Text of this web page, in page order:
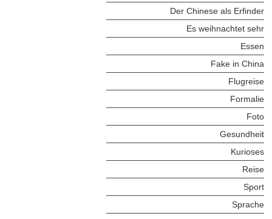
Der Chinese als Erfinder
Es weihnachtet sehr
Essen
Fake in China
Flugreise
Formalie
Foto
Gesundheit
Kurioses
Reise
Sport
Sprache